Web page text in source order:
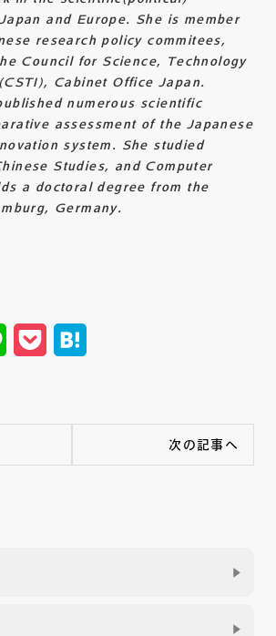
and Europe. She is member
research policy commitees,
Council for Science, Technology
Cabinet Office Japan.
numerous scientific
assessment of the Japanese
system. She studied
Studies, and Computer
a doctoral degree from the
Germany.
Line Pocket
次の記事へ